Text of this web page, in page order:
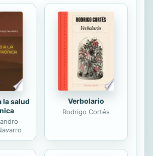
establecer sus propios criterios, son
algunos de los temas que Muraro
aborda en este material.
la salud
Verbolario
Rodrigo Cortés